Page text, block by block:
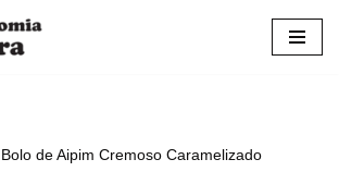
de Aipim Cremoso Caramelizado